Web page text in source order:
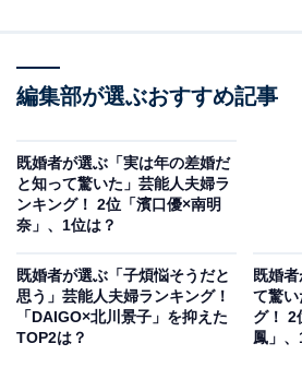
福の声に包まれました。
である新垣さんとのエピソードを披
む様子は視聴者やリスナーの間でも
す。
回答者からは「逃げるは恥だが役
大好きで、夫婦で推しのため」（
編集部が選ぶおすすめ記事
既婚者が選ぶ「実は年の差婚だ
と知って驚いた」芸能人夫婦ラ
ンキング！ 2位「濱口優×南明
奈」、1位は？
既婚者が選ぶ「子煩悩そうだと
思う」芸能人夫婦ランキング！
「DAIGO×北川景子」を抑えた
TOP2は？
既婚
て驚
グ！ 2
鳳」、